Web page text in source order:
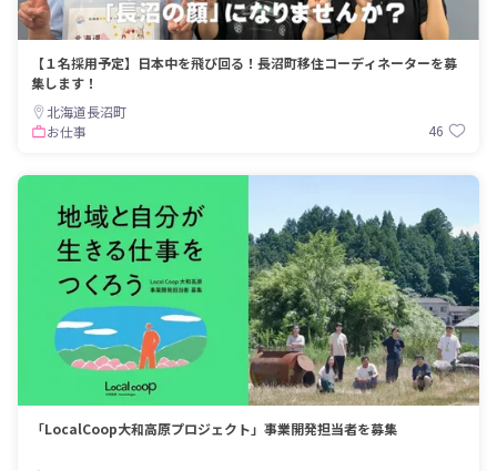
【１名採用予定】日本中を飛び回る！長沼町移住コーディネーターを募
集します！
北海道長沼町
お仕事
46
「LocalCoop大和高原プロジェクト」事業開発担当者を募集